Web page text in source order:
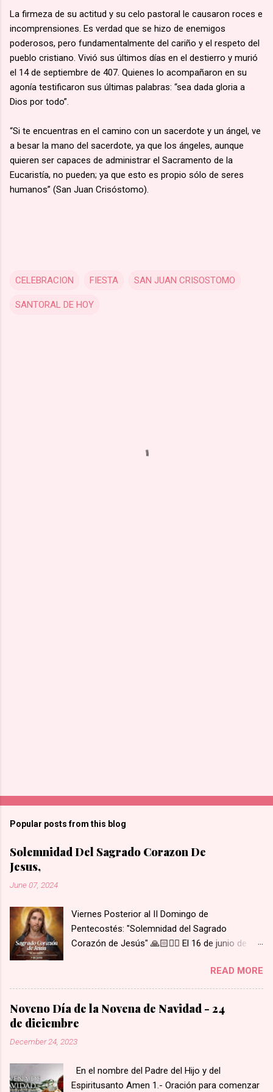
La firmeza de su actitud y su celo pastoral le causaron roces e
incomprensiones. Es verdad que se hizo de enemigos
poderosos, pero fundamentalmente del cariño y el respeto del
pueblo cristiano. Vivió sus últimos días en el destierro y murió
el 14 de septiembre de 407. Quienes lo acompañaron en su
agonía testificaron sus últimas palabras: “sea dada gloria a
Dios por todo”.
“Si te encuentras en el camino con un sacerdote y un ángel, ve
a besar la mano del sacerdote, ya que los ángeles, aunque
quieren ser capaces de administrar el Sacramento de la
Eucaristía, no pueden; ya que esto es propio sólo de seres
humanos” (San Juan Crisóstomo).
CELEBRACION FIESTA SAN JUAN CRISOSTOMO
SANTORAL DE HOY
Popular posts from this blog
Solemnidad Del Sagrado Corazon De
Jesus,
June 07, 2024
Viernes Posterior al II Domingo de
Pentecostés: "Solemnidad del Sagrado
Corazón de Jesús" 🙏🏻❤️‍🔥 El 16 de junio de
su Corazón a Santa Margarita María de
Alacoque. Su Corazón estaba rodeado de
llamas de amor, coronado de espinas, con una
herida abierta de la cual brotaba sangre y, del
interior de su corazón, salía una cruz. Santa
Margarita escuchó a Nuestro Señor decir: "He
hombres, y en cambio, de la mayor parte de los
hombres no recibe nada más que ingratitud,
READ MORE
Noveno Día de la Novena de Navidad - 24
de diciembre
December 24, 2023
En el nombre del Padre del Hijo y del
Espiritusanto Amen 1.- Oración para comenzar